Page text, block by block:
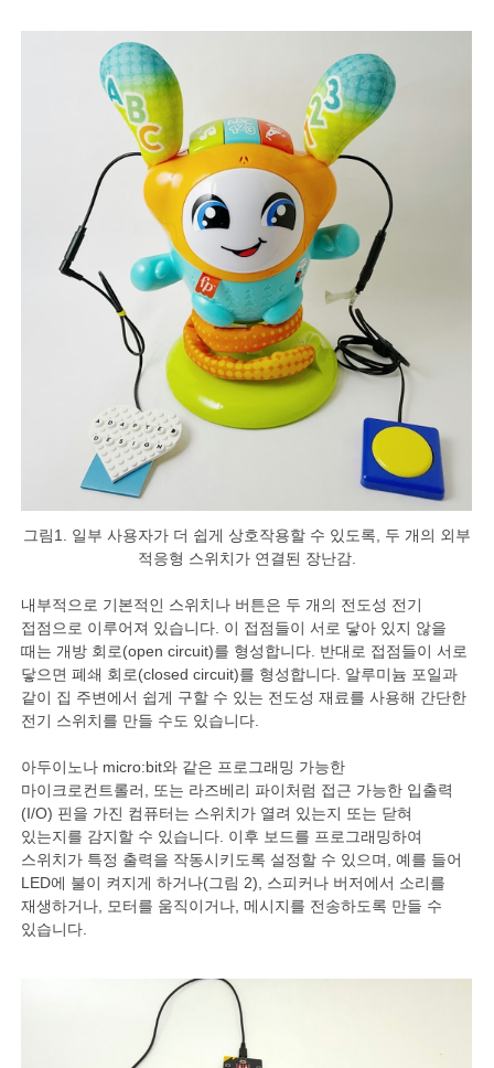
그림1. 일부 사용자가 더 쉽게 상호작용할 수 있도록, 두 개의 외부
적응형 스위치가 연결된 장난감.
내부적으로 기본적인 스위치나 버튼은 두 개의 전도성 전기
접점으로 이루어져 있습니다. 이 접점들이 서로 닿아 있지 않을
때는 개방 회로(open circuit)를 형성합니다. 반대로 접점들이 서로
닿으면 폐쇄 회로(closed circuit)를 형성합니다. 알루미늄 포일과
같이 집 주변에서 쉽게 구할 수 있는 전도성 재료를 사용해 간단한
전기 스위치를 만들 수도 있습니다.
아두이노나 micro:bit와 같은 프로그래밍 가능한
마이크로컨트롤러, 또는 라즈베리 파이처럼 접근 가능한 입출력
(I/O) 핀을 가진 컴퓨터는 스위치가 열려 있는지 또는 닫혀
있는지를 감지할 수 있습니다. 이후 보드를 프로그래밍하여
스위치가 특정 출력을 작동시키도록 설정할 수 있으며, 예를 들어
LED에 불이 켜지게 하거나(그림 2), 스피커나 버저에서 소리를
재생하거나, 모터를 움직이거나, 메시지를 전송하도록 만들 수
있습니다.